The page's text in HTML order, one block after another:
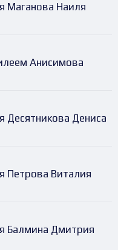
Маганова Наиля
Анисимова
Десятникова Дениса
Петрова Виталия
Балмина Дмитрия